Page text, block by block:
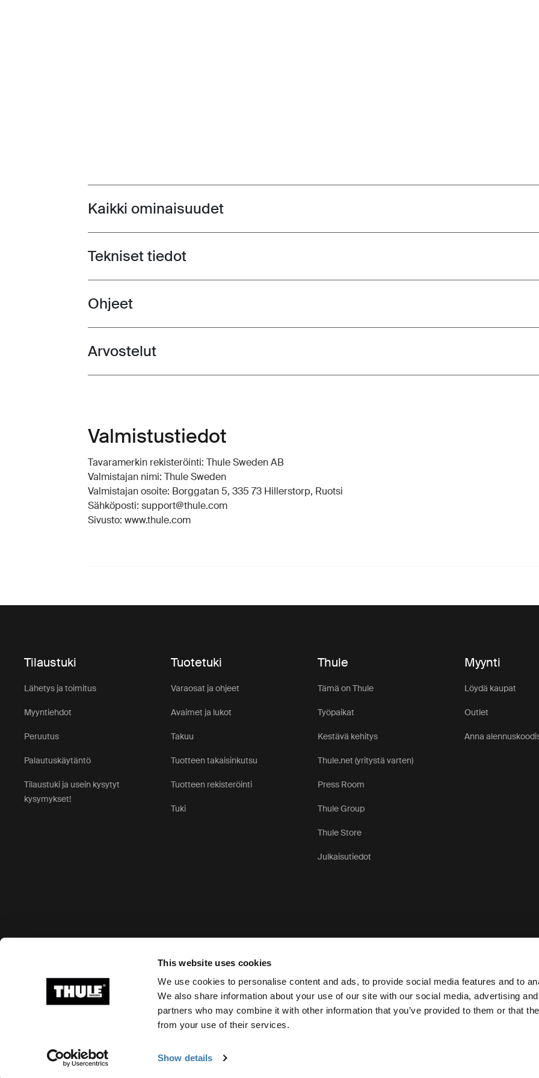
This website uses cookies
We use cookies to personalise content and ads, to provide social media features and to
We also share information about your use of our site with our social media, advertising
partners who may combine it with other information that you’ve provided to them or that
from your use of their services.
Show details
Toggle features
Kaikki ominaisuudet
Toggle techspec
Tekniset tiedot
Toggle guides and instructions
Ohjeet
Toggle overview
Arvostelut
Valmistustiedot
Tavaramerkin rekisteröinti: Thule Sweden AB
Valmistajan nimi: Thule Sweden
Valmistajan osoite: Borggatan 5, 335 73 Hillerstorp, Ruotsi
Sähköposti: support@thule.com
Sivusto: www.thule.com
Tilaustuki
Lähetys ja toimitus
Myyntiehdot
Peruutus
Palautuskäytäntö
Tilaustuki ja usein kysytyt
kysymykset!
Tuotetuki
Varaosat ja ohjeet
Avaimet ja lukot
Takuu
Tuotteen takaisinkutsu
Tuotteen rekisteröinti
Tuki
Thule
Tämä on Thule
Työpaikat
Kestävä kehitys
Thule.net (yritystä varten)
Press Room
Thule Group
Thule Store
Julkaisutiedot
Myynti
Löydä kaupat
Outlet
Anna
Ⓒ 2026 Thule Group Kaikki oikeudet pidätetään